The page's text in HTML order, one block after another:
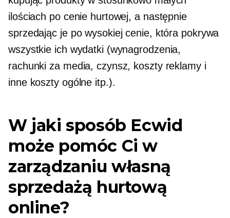
ilościach po cenie hurtowej, a następnie
sprzedając je po wysokiej cenie, która pokrywa
wszystkie ich wydatki (wynagrodzenia,
rachunki za media, czynsz, koszty reklamy i
inne koszty ogólne itp.).
W jaki sposób Ecwid
może pomóc Ci w
zarządzaniu własną
sprzedażą hurtową
online?